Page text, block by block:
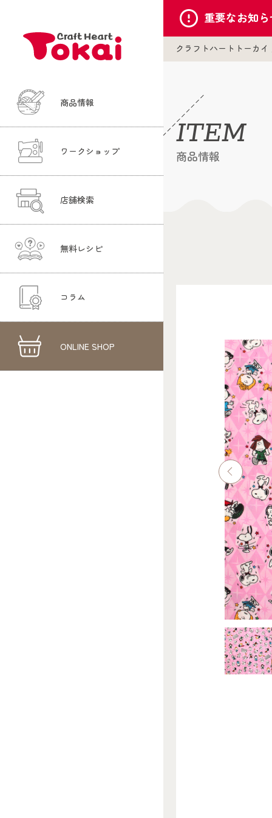
商品情報
ワークショップ
店舗検索
無料レシピ
コラム
ONLINE SHOP
重要なお知
クラフトハートトーカイ
ITEM
商品情報